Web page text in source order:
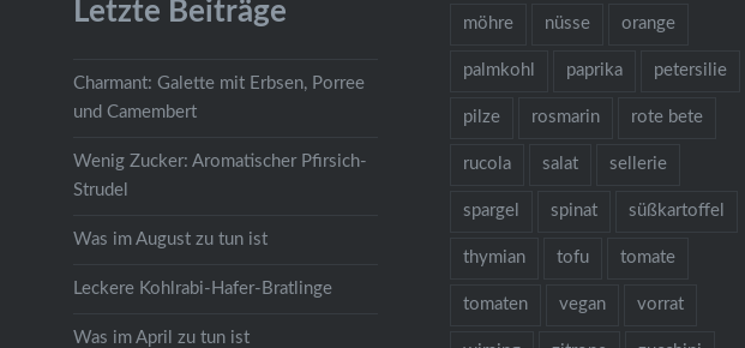
möhre nüsse orange
palmkohl paprika petersilie
pilze rosmarin rote bete
rucola salat sellerie
spargel spinat süßkartoffel
thymian tofu tomate
tomaten vegan vorrat
Letzte Beiträge
Charmant: Galette mit Erbsen, Porree
und Camembert
Wenig Zucker: Aromatischer Pfirsich-
Strudel
Was im August zu tun ist
Leckere Kohlrabi-Hafer-Bratlinge
Was im April zu tun ist